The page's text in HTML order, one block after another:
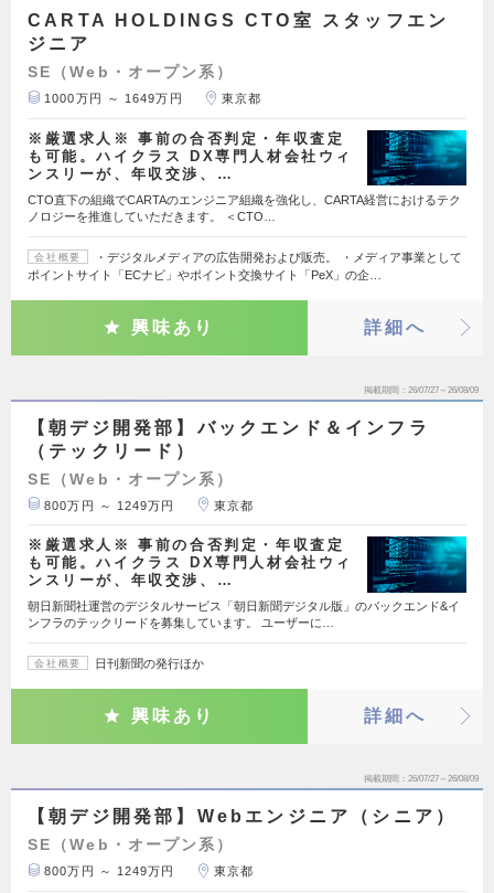
CARTA HOLDINGS CTO室 スタッフエン
ジニア
SE（Web・オープン系）
1000万円 ～ 1649万円 東京都
※厳選求人※ 事前の合否判定・年収査定
も可能。ハイクラス DX専門人材会社ウィ
ンスリーが、年収交渉、…
CTO直下の組織でCARTAのエンジニア組織を強化し、CARTA経営におけるテク
ノロジーを推進していただきます。 ＜CTO…
会社概要
・デジタルメディアの広告開発および販売。 ・メディア事業として
ポイントサイト「ECナビ」やポイント交換サイト「PeX」の企…
興味あり 詳細へ
掲載期間 26/07/27～26/08/09
【朝デジ開発部】バックエンド＆インフラ
（テックリード）
SE（Web・オープン系）
800万円 ～ 1249万円 東京都
※厳選求人※ 事前の合否判定・年収査定
も可能。ハイクラス DX専門人材会社ウィ
ンスリーが、年収交渉、…
朝日新聞社運営のデジタルサービス「朝日新聞デジタル版」のバックエンド&イ
ンフラのテックリードを募集しています。 ユーザーに…
会社概要 日刊新聞の発行ほか
興味あり 詳細へ
掲載期間 26/07/27～26/08/09
【朝デジ開発部】Webエンジニア（シニア）
SE（Web・オープン系）
800万円 ～ 1249万円 東京都